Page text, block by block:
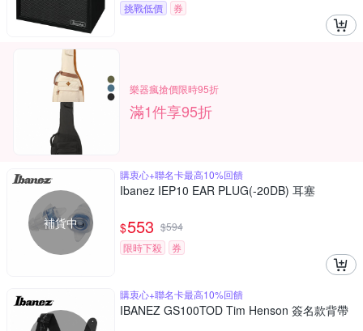
挑戰低價
券
樂器瘋搶價限時95折
滿1件享95折
補貨中
購衷心+聯名卡最高10%回饋
Ibanez IEP10 EAR PLUG(-20DB) 耳塞
$553 $594
限時下殺
券
購衷心+聯名卡最高10%回饋
IBANEZ GS100TOD Tim Henson 簽名款背帶